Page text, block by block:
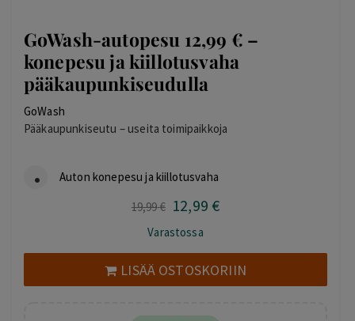
GoWash-autopesu 12,99 € –
konepesu ja kiillotusvaha
pääkaupunkiseudulla
GoWash
Pääkaupunkiseutu – useita toimipaikkoja
Auton konepesu ja kiillotusvaha
19,99€ Alkuperäinen
oli:
19,99 €.
12,99 €Nykyinen
12,99 €.
Varastossa
LISÄÄ OSTOSKORIIN